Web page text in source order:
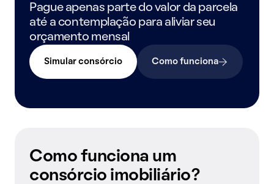
Pague apenas parte do valor da parcela
até a contemplação para aliviar seu
orçamento mensal
Simular consórcio Como funciona
Como funciona um
consórcio imobiliário?